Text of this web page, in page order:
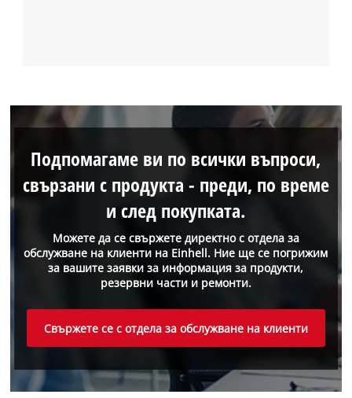
Можете да се свържете директно с отдела за
обслужване на клиенти на Einhell. Ние ще се погрижим
за вашите заявки за информация за продукти,
резервни части и ремонти.
Подпомагаме ви по всички въпроси,
свързани с продукта - преди, по време
и след покупката.
Свържете се с отдела за обслужване на клиенти